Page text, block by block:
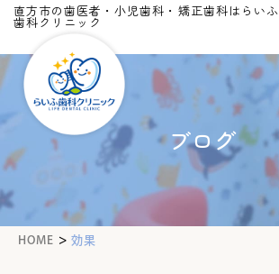
直方市の歯医者・小児歯科・矯正歯科はらいふ
歯科クリニック
ブログ
HOME > 効果